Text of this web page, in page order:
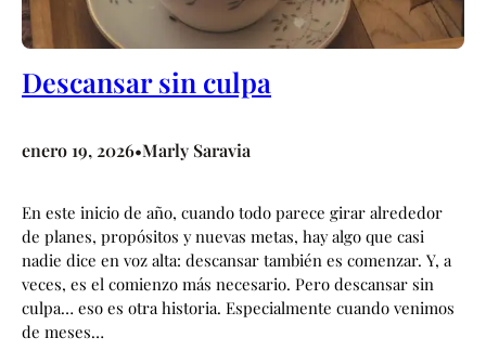
Descansar sin culpa
enero 19, 2026•Marly Saravia
En este inicio de año, cuando todo parece girar alrededor
de planes, propósitos y nuevas metas, hay algo que casi
nadie dice en voz alta: descansar también es comenzar. Y, a
veces, es el comienzo más necesario. Pero descansar sin
culpa… eso es otra historia. Especialmente cuando venimos
de meses…